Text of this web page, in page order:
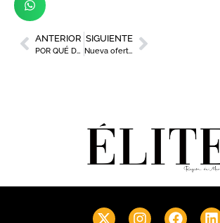
ANTERIOR
POR QUÉ DEBES VISITAR ÁGUILAS ESTE VERANO
SIGUIENTE
Nueva oferta gastronómica en la Nueva Condomina